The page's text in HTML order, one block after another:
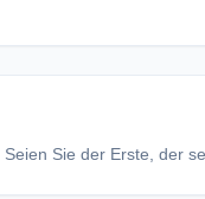
Sie der Erste, der